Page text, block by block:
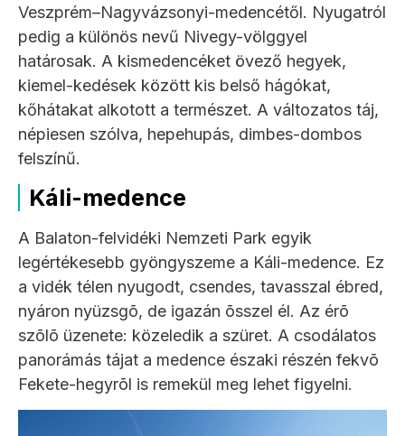
Veszprém–Nagyvázsonyi-medencétől. Nyugatról
pedig a különös nevű Nivegy-völggyel
határosak. A kismedencéket övező hegyek,
kiemel-kedések között kis belső hágókat,
kőhátakat alkotott a természet. A változatos táj,
népiesen szólva, hepehupás, dimbes-dombos
felszínű.
Káli-medence
A Balaton-felvidéki Nemzeti Park egyik
legértékesebb gyöngyszeme a Káli-medence. Ez
a vidék télen nyugodt, csendes, tavasszal ébred,
nyáron nyüzsgõ, de igazán õsszel él. Az érõ
szõlõ üzenete: közeledik a szüret. A csodálatos
panorámás tájat a medence északi részén fekvõ
Fekete-hegyrõl is remekül meg lehet figyelni.